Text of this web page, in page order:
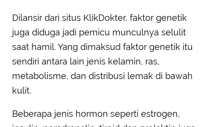
Dilansir dari situs KlikDokter, faktor genetik
juga diduga jadi pemicu munculnya selulit
saat hamil. Yang dimaksud faktor genetik itu
sendiri antara lain jenis kelamin, ras,
metabolisme, dan distribusi lemak di bawah
kulit.
Beberapa jenis hormon seperti estrogen,